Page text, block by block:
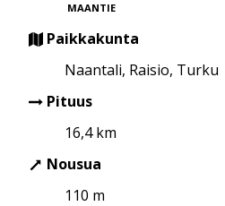
MAANTIE
Paikkakunta
Naantali, Raisio, Turku
Pituus
16,4 km
Nousua
110 m